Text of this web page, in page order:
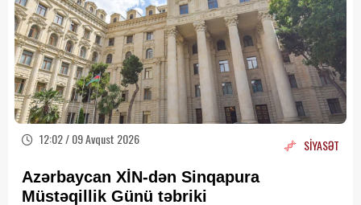
12:02 / 09 Avqust 2026 SİYASƏT
Azərbaycan XİN-dən Sinqapura
Müstəqillik Günü təbriki